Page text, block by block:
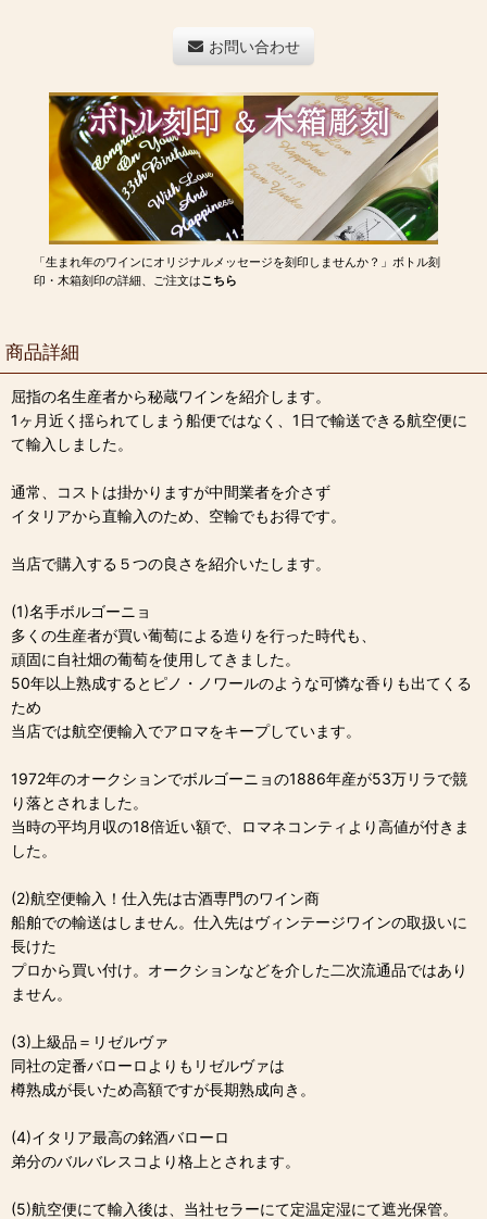
お問い合わせ
「生まれ年のワインにオリジナルメッセージを刻印しませんか？」ボトル刻
印・木箱刻印の詳細、ご注文はこちら
商品詳細
屈指の名生産者から秘蔵ワインを紹介します。
1ヶ月近く揺られてしまう船便ではなく、1日で輸送できる航空便に
て輸入しました。
通常、コストは掛かりますが中間業者を介さず
イタリアから直輸入のため、空輸でもお得です。
当店で購入する５つの良さを紹介いたします。
(1)名手ボルゴーニョ
多くの生産者が買い葡萄による造りを行った時代も、
頑固に自社畑の葡萄を使用してきました。
50年以上熟成するとピノ・ノワールのような可憐な香りも出てくる
ため
当店では航空便輸入でアロマをキープしています。
1972年のオークションでボルゴーニョの1886年産が53万リラで競
り落とされました。
当時の平均月収の18倍近い額で、ロマネコンティより高値が付きま
した。
(2)航空便輸入！仕入先は古酒専門のワイン商
船舶での輸送はしません。仕入先はヴィンテージワインの取扱いに
長けた
プロから買い付け。オークションなどを介した二次流通品ではあり
ません。
(3)上級品＝リゼルヴァ
同社の定番バローロよりもリゼルヴァは
樽熟成が長いため高額ですが長期熟成向き。
(4)イタリア最高の銘酒バローロ
弟分のバルバレスコより格上とされます。
(5)航空便にて輸入後は、当社セラーにて定温定湿にて遮光保管。